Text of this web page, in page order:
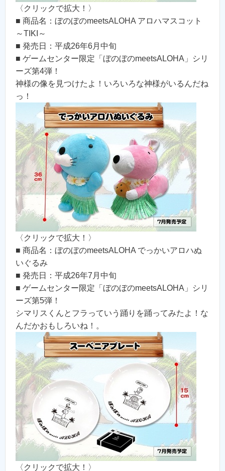
〈クリックで拡大！〉
■ 商品名：ぼのぼのmeetsALOHA アロハマスコット
～TIKI～
■ 発売日：平成26年6月中旬
■ ゲームセンター限定「ぼのぼのmeetsALOHA」シリ
ーズ第4弾！
神様の像を見つけたよ！いろいろな神様がいるんだね
っ！
〈クリックで拡大！〉
■ 商品名：ぼのぼのmeetsALOHA でっかいアロハぬ
いぐるみ
■ 発売日：平成26年7月中旬
■ ゲームセンター限定「ぼのぼのmeetsALOHA」シリ
ーズ第5弾！
シマリスくんとフラっていう踊りを踊ってみたよ！な
んだかおもしろいね！。
〈クリックで拡大！〉